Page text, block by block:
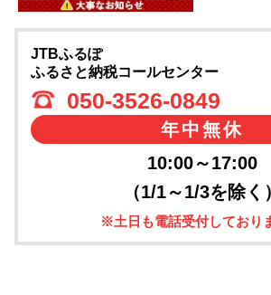
JTBふるぽ
ふるさと納税コールセンター
050-3526-0849
年中無休
10:00～17:00
（1/1～1/3を除く）
※土日も電話受付しており